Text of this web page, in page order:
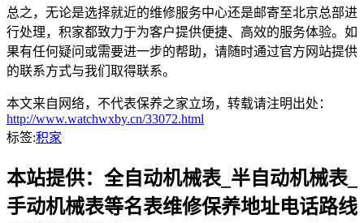
总之，无论是选择就近的维修服务中心还是邮寄至北京总部进
行处理，积家都致力于为客户提供便捷、高效的服务体验。如
果有任何疑问或需要进一步的帮助，请随时通过官方网站提供
的联系方式与我们取得联系。
本文来自网络，不代表保养之家立场，转载请注明出处：
http://www.watchwxby.cn/33072.html
标签:积家
本站提供：全自动机械表_半自动机械表_
手动机械表等名表维修保养地址电话路线